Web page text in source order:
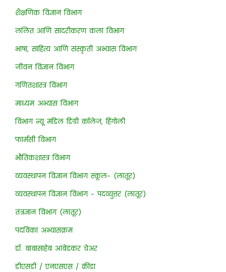
शैक्षणिक विज्ञान विभाग
ललित आणि सादरीकरण कला विभाग
भाषा, साहित्य आणि संस्कृती अभ्यास विभाग
जीवन विज्ञान विभाग
गणितशास्त्र विभाग
माध्यम अभ्यास विभाग
विभाग न्यू मॉडेल डिग्री कॉलेज, हिंगोली
फार्मसी विभाग
भौतिकशास्त्र विभाग
व्यवस्थापन विज्ञान विभाग स्कूल- (लातूर)
व्यवस्थापन विज्ञान विभाग - पदव्युत्तर (लातूर)
तंत्रज्ञान विभाग (लातूर)
पदविका अभ्यासक्रम
डॉ. बाबासाहेब आंबेडकर चेअर
डीएसडी / एनएसएस / क्रीडा